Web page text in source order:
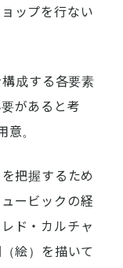
ップを行ない
成する各要素
があると考
。
把握するため
ービックの経
ド・カルチャ
絵）を描いて